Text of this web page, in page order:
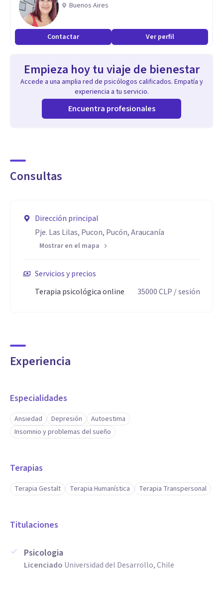
Buenos Aires
Contactar Ver perfil
Empieza hoy tu viaje de bienestar
Accede a una amplia red de psicólogos calificados. Empatía y
experiencia a tu servicio.
Encuentra profesionales
Consultas
Dirección principal
Pje. Las Lilas, Pucon, Pucón, Araucanía
Mostrar en el mapa
Servicios y precios
Terapia psicológica online
35000CLP / sesión
Experiencia
Especialidades
Ansiedad Depresión
Autoestima
Insomnio y problemas del sueño
Terapias
Terapia Gestalt Terapia Humanística Terapia Transpersonal
Titulaciones
Psicologia
Licenciado Universidad del Desarrollo, Chile